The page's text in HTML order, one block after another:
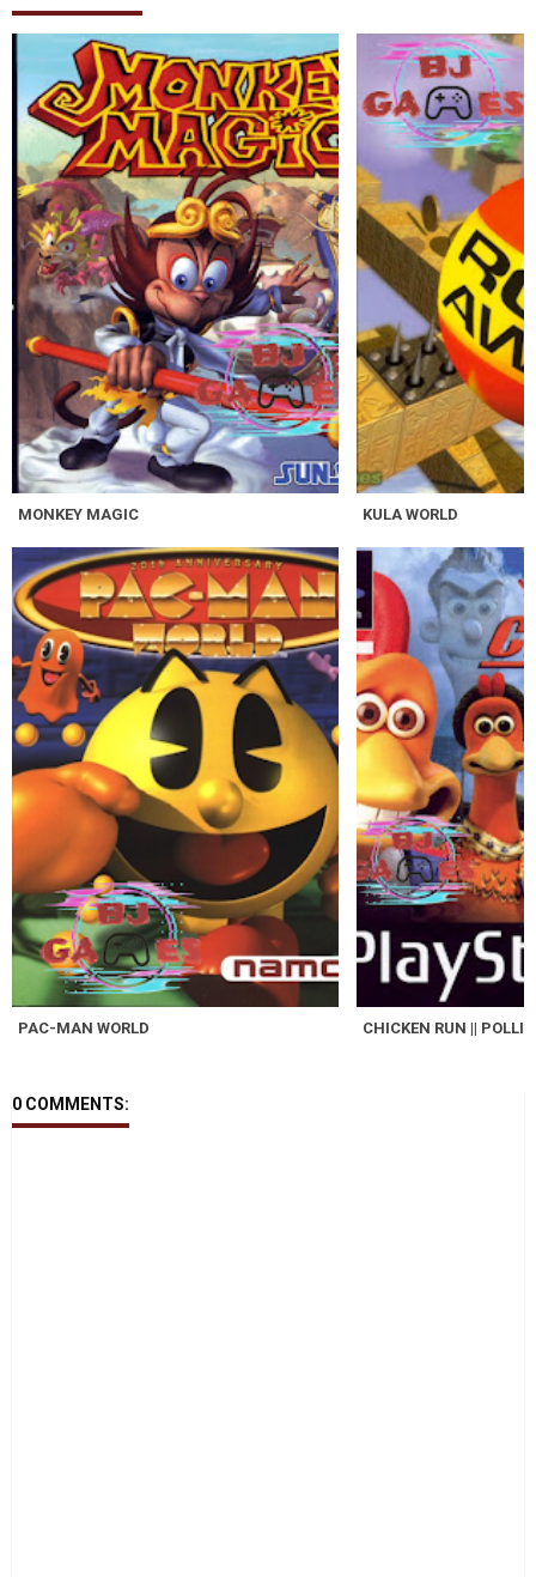
MONKEY MAGIC KULA WORLD
PAC-MAN WORLD CHICKEN RUN ||
0 COMMENTS: